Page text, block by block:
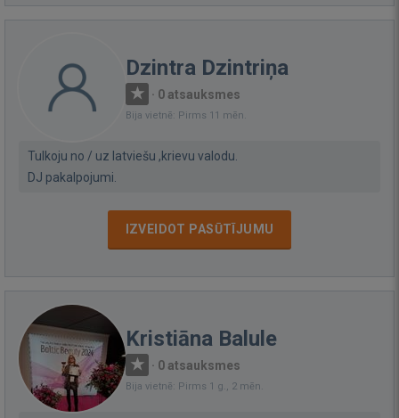
Dzintra Dzintriņa
· 0 atsauksmes
Bija vietnē: Pirms 11 mēn.
Tulkoju no / uz latviešu ,krievu valodu.
DJ pakalpojumi.
IZVEIDOT PASŪTĪJUMU
Kristiāna Balule
· 0 atsauksmes
Bija vietnē: Pirms 1 g., 2 mēn.